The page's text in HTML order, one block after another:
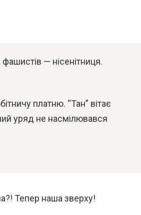
фашистів — нісенітниця.
платню. “Тан” вітає
уряд не насмілювався
Тепер наша зверху!